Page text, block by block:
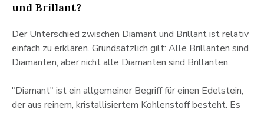
und Brillant?
Der Unterschied zwischen Diamant und Brillant ist relativ
einfach zu erklären. Grundsätzlich gilt: Alle Brillanten sind
Diamanten, aber nicht alle Diamanten sind Brillanten.
"Diamant" ist ein allgemeiner Begriff für einen Edelstein,
der aus reinem, kristallisiertem Kohlenstoff besteht. Es